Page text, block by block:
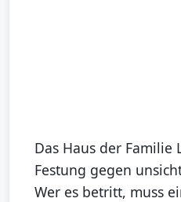
Das Haus der
Festung gegen
Wer es betritt, muss